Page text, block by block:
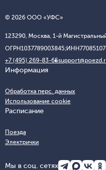
© 2026 ООО «УФС»
123290, Москва, 1-й
ОГРН1037789003845;ИНН
+7 (495) 269-83-65
Информация
Обработка перс. данных
Использование cookie
Расписание
Поезда
Электрички
Мы в соц. сетях